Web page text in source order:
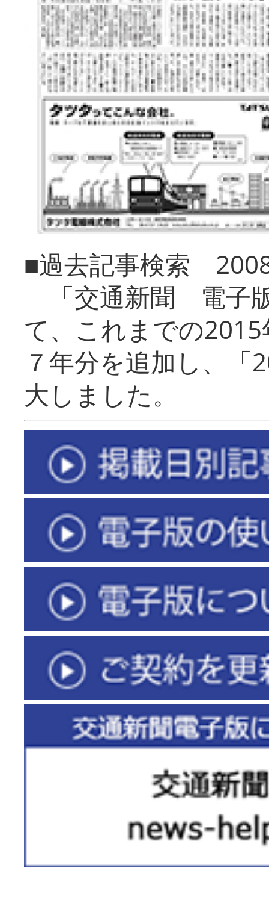
■過去記事検索
「交通新聞 電子
て、これまでの
７年分を追加し、「
大しまし